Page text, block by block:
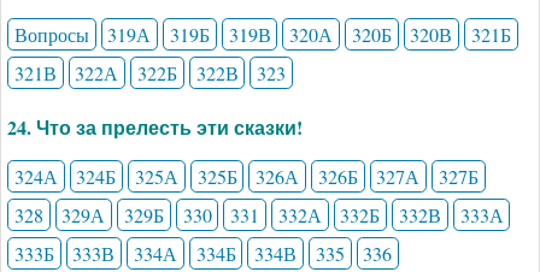
Вопросы 319А 319Б 319В 320А 320Б 320В
321Б
321В
322А 322Б 322В 323
24. Что за прелесть эти сказки!
324А 324Б 325А 325Б 326А 326Б 327А
327Б
328
329А 329Б 330 331 332А 332Б 332В
333А
333Б
333В 334А 334Б 334В 335 336